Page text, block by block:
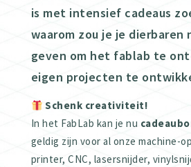
is met intensief cadeaus
waarom zou je je dierbaren
geven om het fablab te
eigen projecten te
Schenk creativiteit!
In het FabLab kan je nu
geldig zijn voor al onze machine-
printer, CNC, lasersnijder,